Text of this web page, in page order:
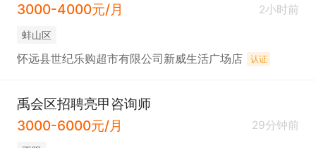
3000-4000元/月
2小时前
蚌山区
怀远县世纪乐购超市有限公司新威生活广场店 认证
禹会区招聘亮甲咨询师
3000-6000元/月
29分钟前